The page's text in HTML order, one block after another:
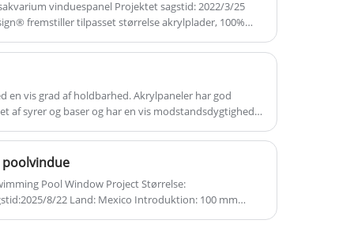
for øjnene og praktisk brug for klienter.
møbler osv. Velkommen til at købe
akrylformet stang fra os.
vinduespanel Projektet sagstid: 2022/3/25
fremstiller tilpasset størrelse akrylplader, 100%
en vis grad af holdbarhed. Akrylpaneler har god
af syrer og baser og har en vis modstandsdygtighed
effekter, så de er meget brugt inden for byggeri,
Akrylpaneler har dog også nogle ulemper, såsom
at deformere under høje temperaturer.
poolvindue
Pool Window Project Størrelse: